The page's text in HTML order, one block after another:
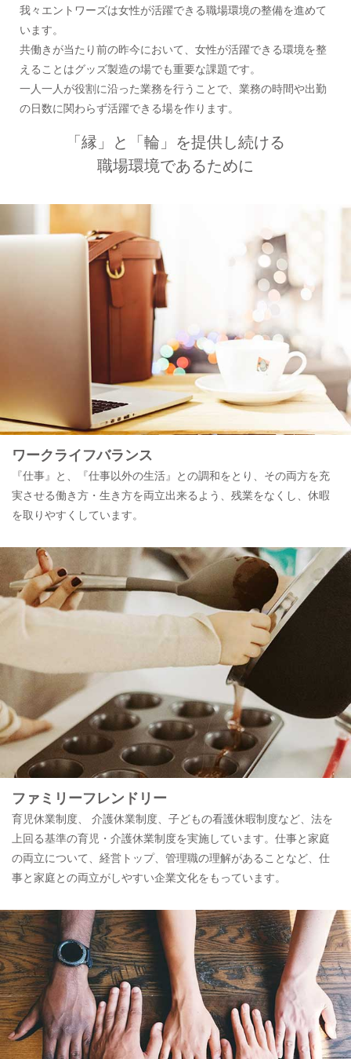
我々エントワーズは女性が活躍できる職場環境の整備を進めて
います。
共働きが当たり前の昨今において、女性が活躍できる環境を整
えることはグッズ製造の場でも重要な課題です。
一人一人が役割に沿った業務を行うことで、業務の時間や出勤
の日数に関わらず活躍できる場を作ります。
「縁」と「輪」を提供し続ける
職場環境であるために
ワークライフバランス
『仕事』と、『仕事以外の生活』との調和をとり、その両方を充
実させる働き方・生き方を両立出来るよう、残業をなくし、休暇
を取りやすくしています。
ファミリーフレンドリー
育児休業制度、 介護休業制度、子どもの看護休暇制度など、法を
上回る基準の育児・介護休業制度を実施しています。仕事と家庭
の両立について、経営トップ、管理職の理解があることなど、仕
事と家庭との両立がしやすい企業文化をもっています。